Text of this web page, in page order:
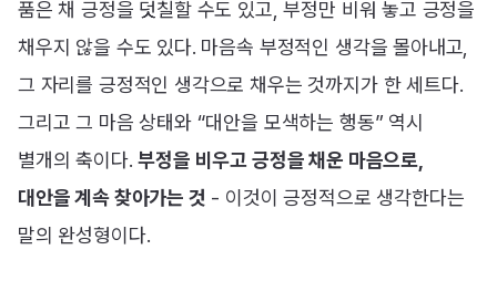
품은 채 긍정을 덧칠할 수도 있고, 부정만 비워 놓고 긍정을
채우지 않을 수도 있다. 마음속 부정적인 생각을 몰아내고,
그 자리를 긍정적인 생각으로 채우는 것까지가 한 세트다.
그리고 그 마음 상태와 “대안을 모색하는 행동” 역시
별개의 축이다.부정을 비우고 긍정을 채운 마음으로,
대안을 계속 찾아가는 것 - 이것이 긍정적으로 생각한다는
말의 완성형이다.